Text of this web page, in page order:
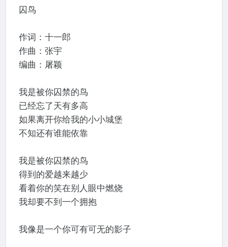
囚鸟
作词：十一郎
作曲：张宇
编曲：屠颖
我是被你囚禁的鸟
已经忘了天有多高
如果离开你给我的小小城堡
不知还有谁能依靠
我是被你囚禁的鸟
得到的爱越来越少
看着你的笑在别人眼中燃烧
我却要不到一个拥抱
我像是一个你可有可无的影子